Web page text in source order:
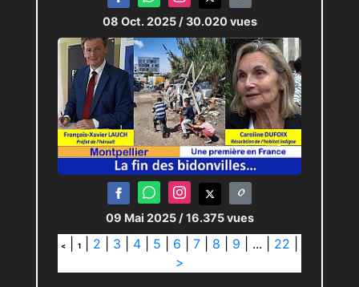
08 Oct. 2025 / 30.020 vues
09 Mai 2025 / 16.375 vues
< 1 2 3 4 5 6 7 8 9 ... 22
>